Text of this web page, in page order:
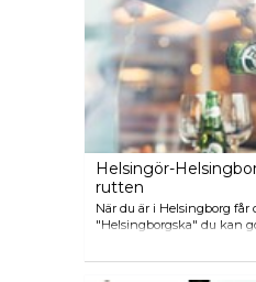
Helsingör-
rutten
När du är i Helsingborg får
"Helsingborgska" du kan
handlar om att ta färjan
Helsingborg och Helsingör